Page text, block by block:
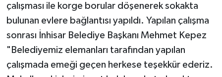
çalışması ile korge borular döşenerek sokakta
bulunan evlere bağlantısı yapıldı. Yapılan çalışma
sonrası İnhisar Belediye Başkanı Mehmet Kepez
"Belediyemiz elemanları tarafından yapılan
çalışmada emeği geçen herkese teşekkür ederiz.